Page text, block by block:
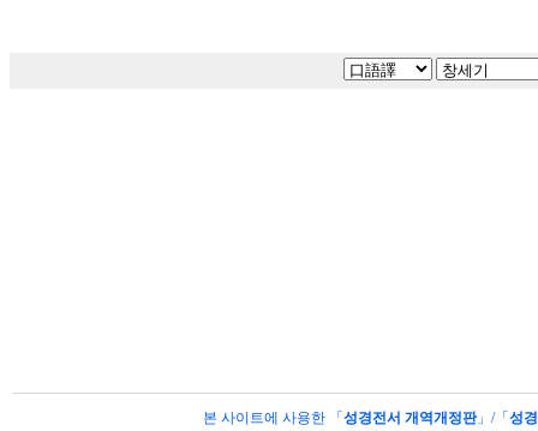
본 사이트에 사용한 「 성경전서 개역개정판」/「 성